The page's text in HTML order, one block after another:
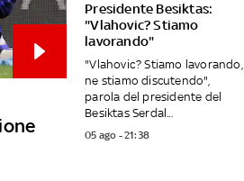
Presidente Besiktas:
"Vlahovic? Stiamo
lavorando"
"Vlahovic? Stiamo lavorando,
ne stiamo discutendo",
parola del presidente del
Besiktas Serdal...
05 ago - 21:38